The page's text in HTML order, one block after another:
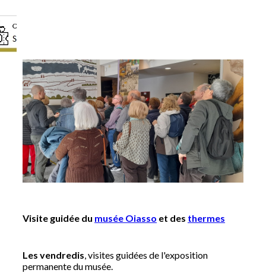
Visite guidée du musée Oiasso et des thermes
Les vendredis, visites guidées de l'exposition
permanente du musée.